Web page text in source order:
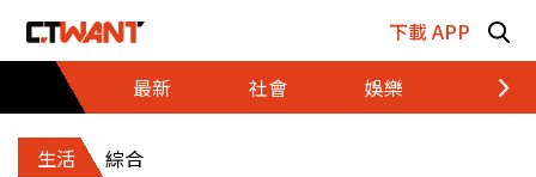
下載 APP
最新
社會 娛樂 財經
生活 綜合